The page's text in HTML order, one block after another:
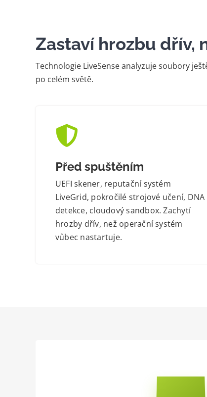
Zastaví hrozbu dřív,
Technologie LiveSense analyzuje soubory
po celém světě.
Před spuštěním
UEFI skener, reputační systém
LiveGrid, pokročilé strojové učení, DNA
detekce, cloudový sandbox. Zachytí
hrozby dřív, než operační systém
vůbec nastartuje.